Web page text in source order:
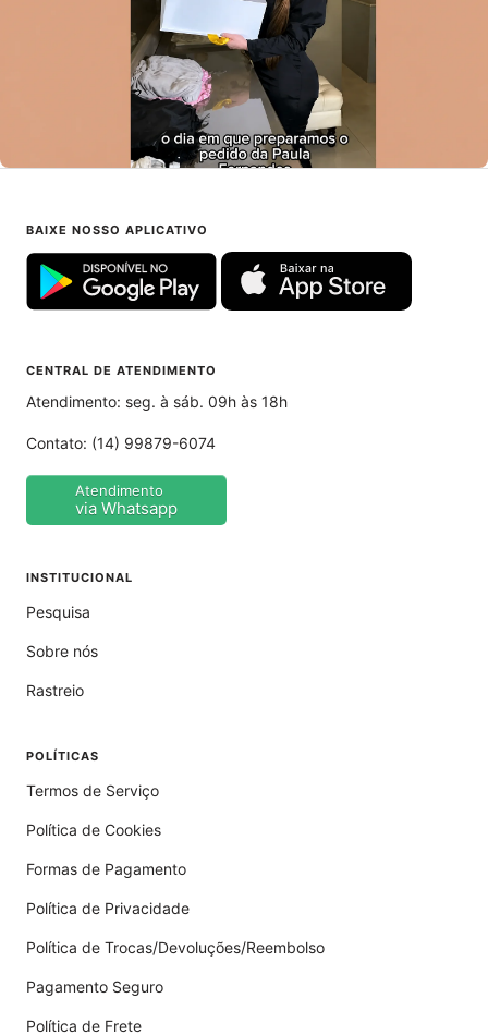
BAIXE NOSSO APLICATIVO
CENTRAL DE ATENDIMENTO
Atendimento: seg. à sáb. 09h às 18h
Contato: (14) 99879-6074
Atendimento
via Whatsapp
INSTITUCIONAL
Pesquisa
Sobre nós
Rastreio
POLÍTICAS
Termos de Serviço
Política de Cookies
Formas de Pagamento
Política de Privacidade
Política de Trocas/Devoluções/Reembolso
Pagamento Seguro
Política de Frete